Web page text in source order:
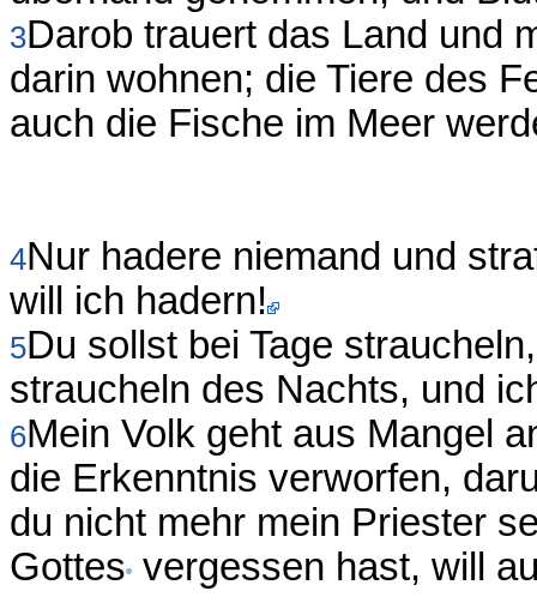
3Darob trauert das Land und
darin wohnen; die Tiere des
auch die Fische im Meer
4Nur hadere niemand und
will ich hadern!
5Du sollst bei Tage
straucheln des Nachts, und
6Mein Volk geht aus Mangel
die Erkenntnis verworfen,
du nicht mehr mein Priester
Gottes vergessen hast, will